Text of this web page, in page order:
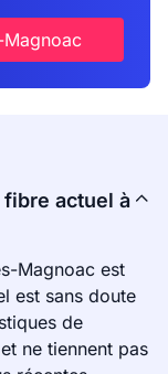
actuel à
Magnoac est
est sans doute
de
ne tiennent pas